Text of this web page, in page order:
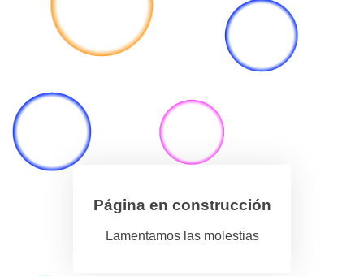
Página en construcción
Lamentamos las molestias